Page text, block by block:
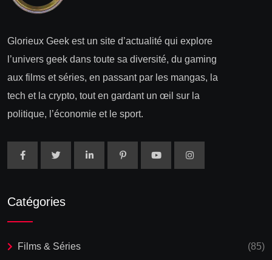
Glorieux Geek est un site d’actualité qui explore
l’univers geek dans toute sa diversité, du gaming
aux films et séries, en passant par les mangas, la
tech et la crypto, tout en gardant un œil sur la
politique, l’économie et le sport.
Catégories
Films & Séries (85)